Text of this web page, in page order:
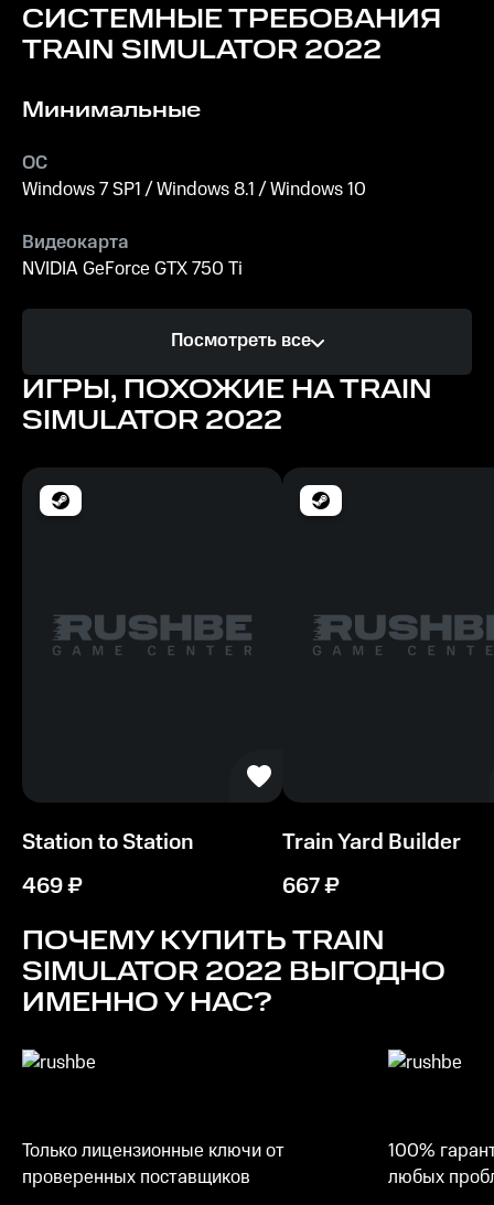
СИСТЕМНЫЕ ТРЕБОВАНИЯ
TRAIN SIMULATOR 2022
Минимальные
ОС
Windows 7 SP1 / Windows 8.1 / Windows 10
Видеокарта
NVIDIA GeForce GTX 750 Ti
Память
4 Гб
Посмотреть все
ИГРЫ, ПОХОЖИЕ НА TRAIN
SIMULATOR 2022
Station to Station
469₽
Train Yard Builder
667₽
ПОЧЕМУ КУПИТЬTRAIN
SIMULATOR 2022 ВЫГОДНО
ИМЕННО У НАС?
Только лицензионные ключи от
проверенных поставщиков
100%
любых